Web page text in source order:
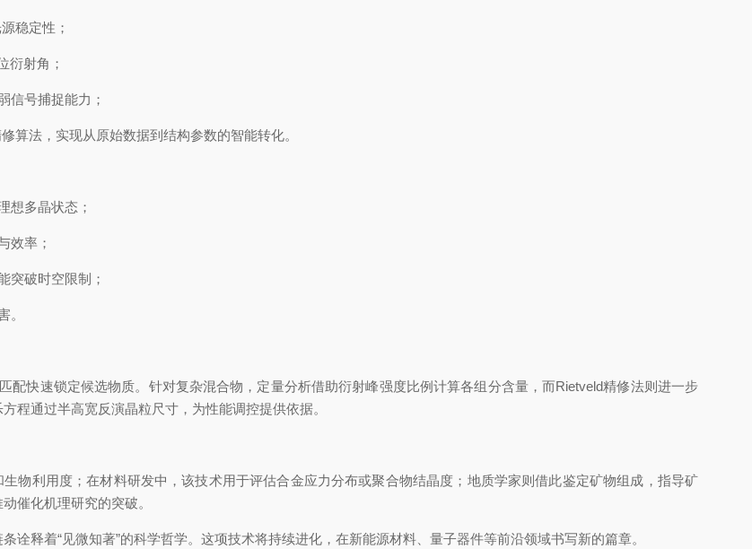
稳定性；
射角；
号捕捉能力；
法，实现从原始数据到结构参数的智能转化。
多晶状态；
效率；
破时空限制；
。
快速锁定候选物质。针对复杂混合物，定量分析借助衍射峰强度比例计算各组分含量，而Rietveld精修法则进一步
程通过半高宽反演晶粒尺寸，为性能调控提供依据。
利用度；在材料研发中，该技术用于评估合金应力分布或聚合物结晶度；地质学家则借此鉴定矿物组成，指导矿
催化机理研究的突破。
释着“见微知著”的科学哲学。这项技术将持续进化，在新能源材料、量子器件等前沿领域书写新的篇章。